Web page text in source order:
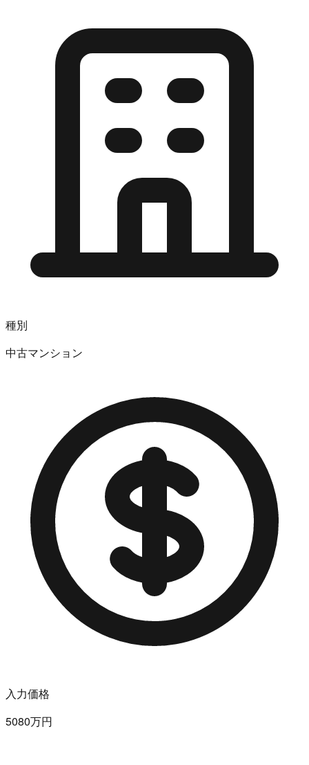
種別
中古マンション
入力価格
5080万円